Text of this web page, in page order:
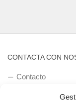
CONTACTA CON
Contacto